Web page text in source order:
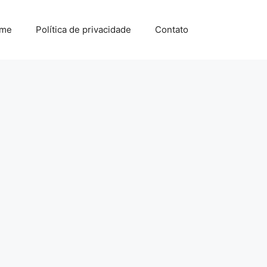
Política de privacidade Contato